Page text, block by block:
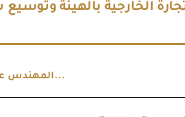
الخارجية بالهيئة
المهندس عصام النجار رئيس مجلس إدارة الهيئة العامة...